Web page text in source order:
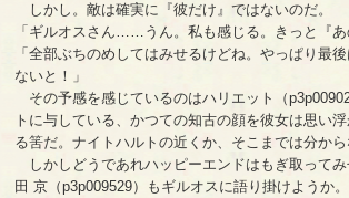
しかし。敵は確実に『彼だけ』ではないのだ。
「ギルオスさん……うん。私も感じる。きっと『あ
「全部ぶちのめしてはみせるけどね。やっぱり最
ないと！」
その予感を感じているのはハリエット（
トに与している、かつての知古の顔を彼女は思い
る筈だ。ナイトハルトの近くか、そこまでは分か
しかしどうであれハッピーエンドはもぎ取って
田 京（p3p009529）もギルオスに語り掛けようか